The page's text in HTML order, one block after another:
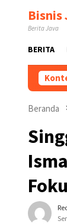
Bisnis
Berita Java
BERITA
Sekadar
Beranda